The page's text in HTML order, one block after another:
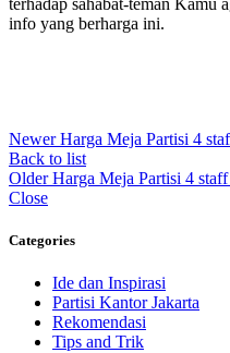
terhadap sahabat-teman Kamu
info yang berharga ini.
Newer Harga Meja Partisi 4
Back to list
Older Harga Meja Partisi 4
Close
Categories
Ide dan Inspirasi
Partisi Kantor Jakarta
Rekomendasi
Tips and Trik